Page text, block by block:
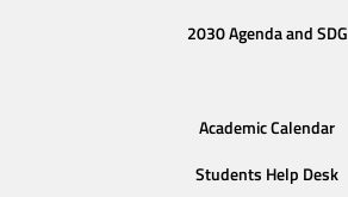
2030 Agenda and SDG
Academic Calendar
Students Help Desk